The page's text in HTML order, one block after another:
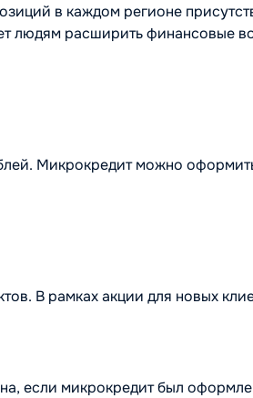
в каждом регионе
людям расширить финансовые
Микрокредит можно
В рамках акции для новых
если микрокредит был